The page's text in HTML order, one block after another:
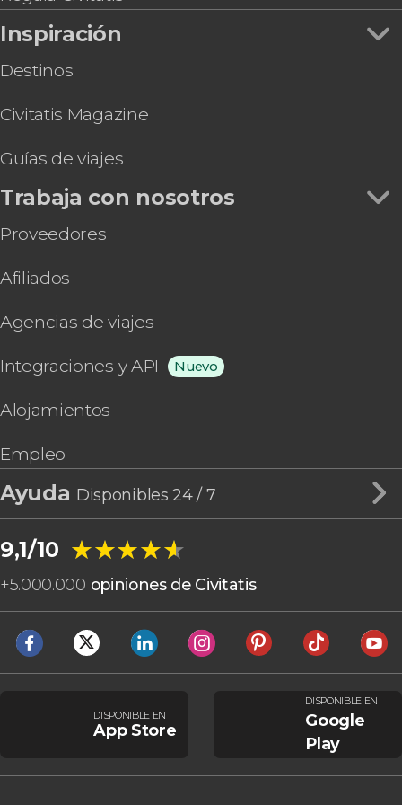
Excursión a la playa El Paredón con curso de
surf
Inspiración
Destinos
Civitatis Magazine
Guías de viajes
Trabaja con nosotros
Proveedores
Afiliados
Agencias de viajes
Integraciones y API Nuevo
Alojamientos
Empleo
Ayuda Disponibles 24 / 7
9,1/10 ★★★★★
★★★★★
+5.000.000 opiniones de Civitatis
DISPONIBLE EN
App Store
DISPONIBLE EN
Google
Play